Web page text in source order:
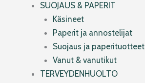
SUOJAUS & PAPERIT
Käsineet
Paperit ja annostelijat
Suojaus ja paperituotteet
Vanut & vanutikut
TERVEYDENHUOLTO